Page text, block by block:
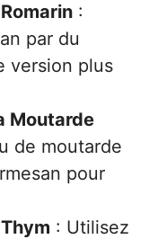
:
par du
version plus
Moutarde
de moutarde
pour
: Utilisez